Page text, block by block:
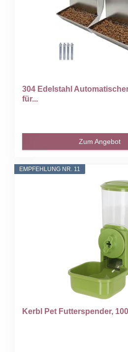
304 Edelstahl
für...
Zum Angebot
EMPFEHLUNG NR. 11
Kerbl Pet Futterspender,